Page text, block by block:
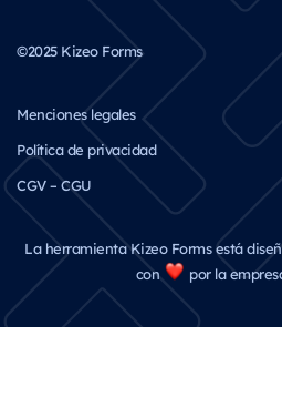
©2025 Kizeo Forms
La herramienta Kizeo Forms está
con
por la
Menciones legales
Política de privacidad
CGV – CGU